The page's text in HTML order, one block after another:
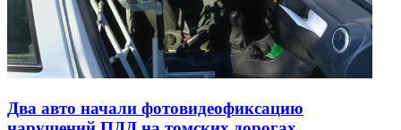
Два авто начали фотовидеофиксацию